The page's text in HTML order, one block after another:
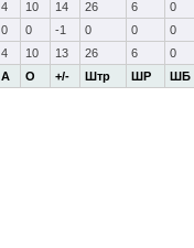
А О +/- Штр ШР ШБ
4 10 14 26 6
0
0 0 -1 0 0
0
4 10 13 26 6 0